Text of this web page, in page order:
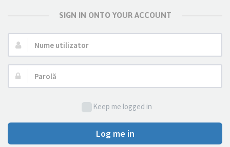
SIGN IN ONTO YOUR ACCOUNT
Nume
utilizator:
Parolă:
Keep me logged in
Log me in